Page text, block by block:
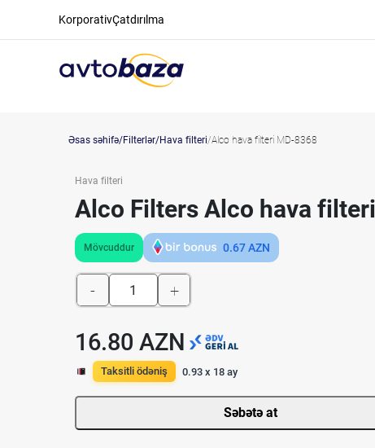
KorporativÇatdırılma
Əsas səhifə Filterlər Hava filteri Alco hava filteri MD-8368
Hava filteri
Alco Filters Alco hava
Mövcuddur 0.67AZN
- +
16.80 AZN
Taksitli ödəniş 0.93 x 18 ay
Səbətə at